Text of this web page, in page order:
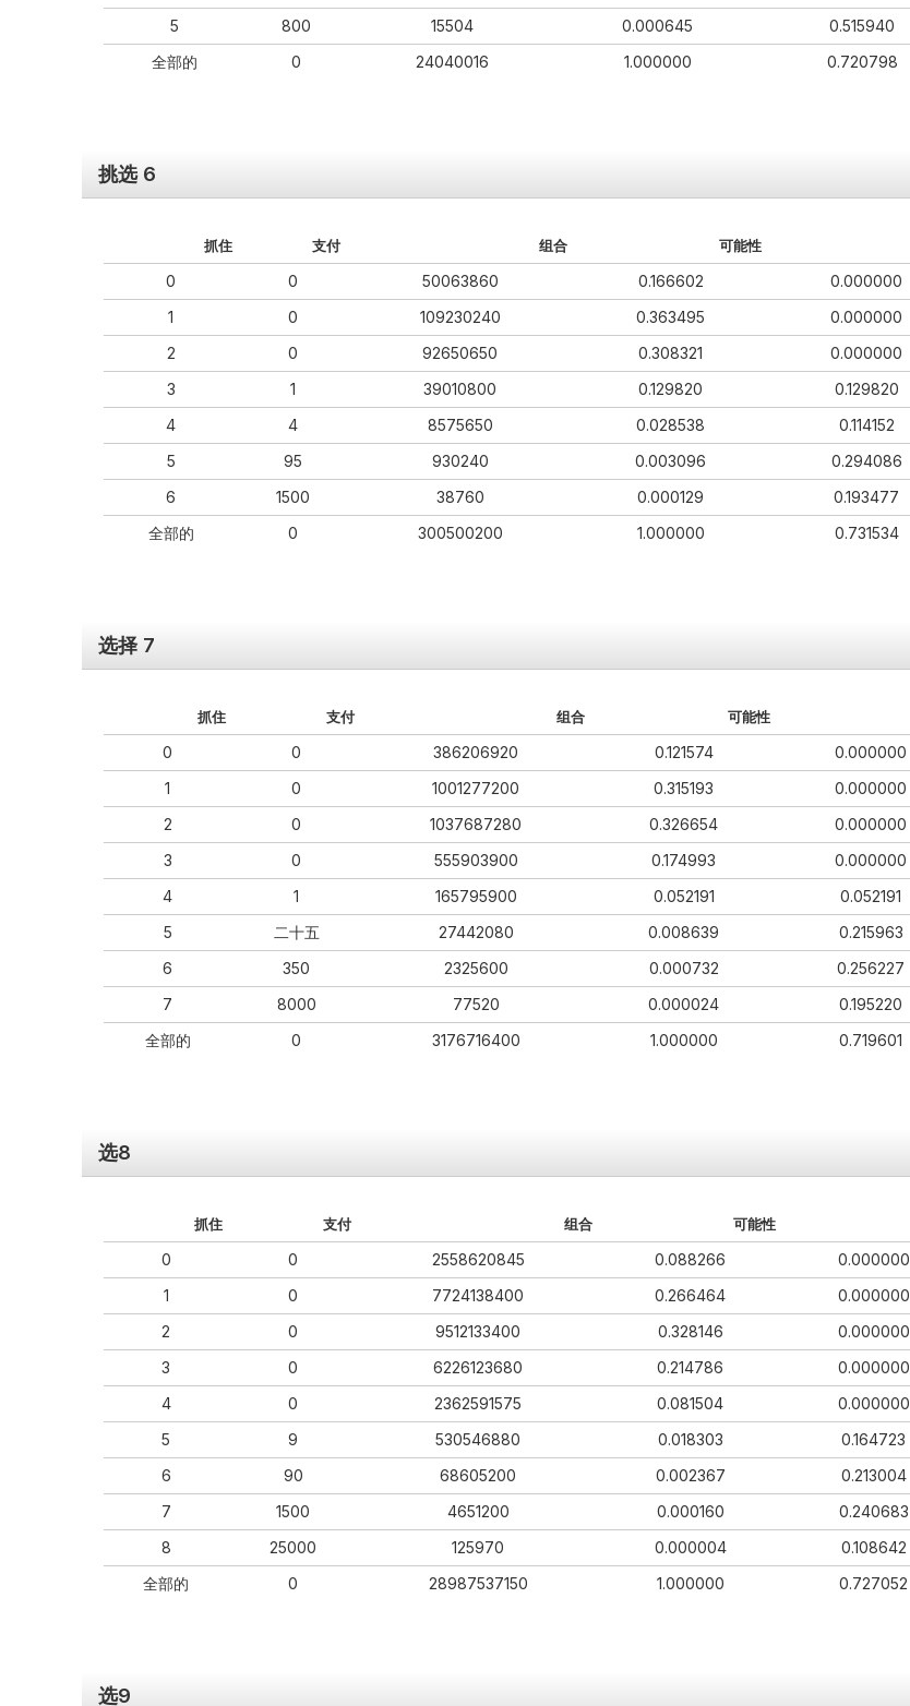
5
800 15504 0.000645
0.515940
全部的
0 24040016 1.000000 0.720798
挑选 6
抓住 支付 组合 可能性
0 0 50063860 0.166602
0.000000
1
0 109230240 0.363495
0.000000
2
0 92650650 0.308321
0.000000
3
1 39010800 0.129820
0.129820
4
4 8575650 0.028538
0.114152
5
95 930240 0.003096
0.294086
6
1500 38760 0.000129
0.193477
全部的
0 300500200 1.000000 0.731534
选择 7
抓住 支付 组合 可能性
0 0 386206920 0.121574
0.000000
1
0 1001277200 0.315193
0.000000
2
0 1037687280 0.326654
0.000000
3
0 555903900 0.174993
0.000000
4
1 165795900 0.052191
0.052191
5
二十五 27442080 0.008639
0.215963
6
350 2325600 0.000732
0.256227
7
8000 77520 0.000024
0.195220
全部的
0 3176716400 1.000000 0.719601
选8
抓住 支付 组合 可能性
0 0 2558620845 0.088266
0.000000
1
0 7724138400 0.266464
0.000000
2
0 9512133400 0.328146
0.000000
3
0 6226123680 0.214786
0.000000
4
0 2362591575 0.081504
0.000000
5
9 530546880 0.018303
0.164723
6
90 68605200 0.002367
0.213004
7
1500 4651200 0.000160
0.240683
8
25000 125970 0.000004
0.108642
全部的
0 28987537150 1.000000 0.727052
选9